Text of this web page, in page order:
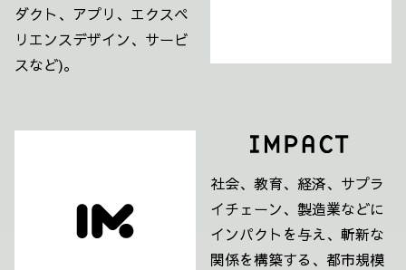
ダクト、アプリ、エクスペ
リエンスデザイン、サービ
スなど)。
社会、教育、経済、サプラ
イチェーン、製造業などに
インパクトを与え、斬新な
関係を構築する、都市規模